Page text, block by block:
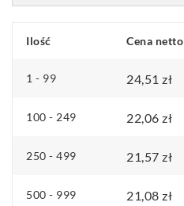
o
Ilość Cena netto
1 - 99 24,51 zł
100 - 249 22,06 zł
250 - 499 21,57 zł
500 - 999 21,08 zł